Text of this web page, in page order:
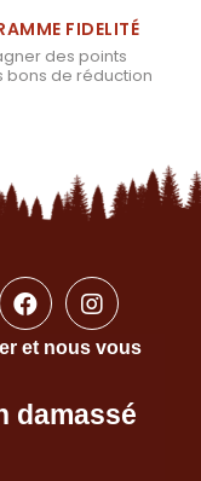
FIDELITÉ
des points
bons de réduction
et nous vous
damassé